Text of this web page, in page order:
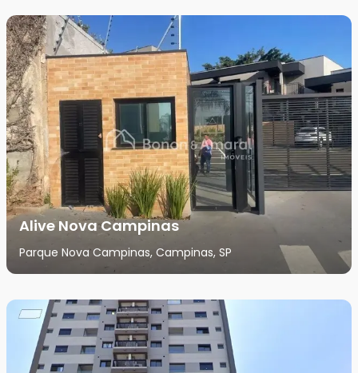
Alive Nova Campinas
Parque Nova Campinas, Campinas, SP